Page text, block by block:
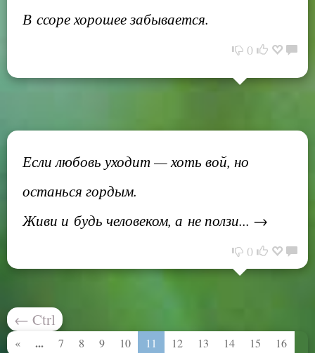
В ссоре хорошее забывается.
0
Если любовь уходит — хоть вой, но
останься гордым.
Живи и будь человеком, а не ползи... →
0
← Ctrl
« ... 7 8 9 10 11 12 13 14 15 16